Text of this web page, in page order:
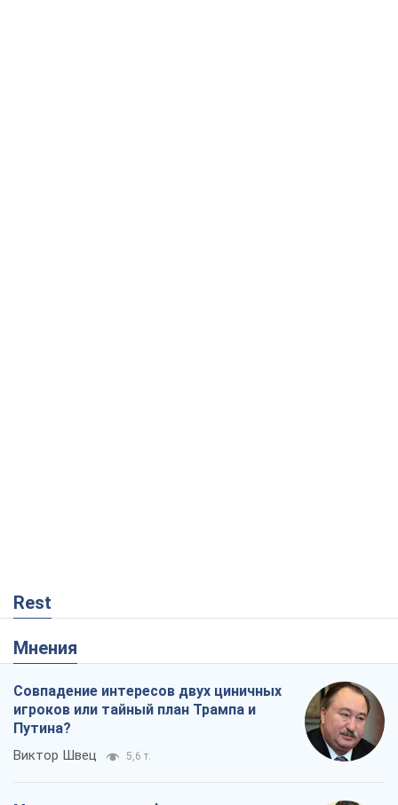
Rest
Мнения
Совпадение интересов двух циничных
игроков или тайный план Трампа и
Путина?
Виктор Швец 5,6 т.